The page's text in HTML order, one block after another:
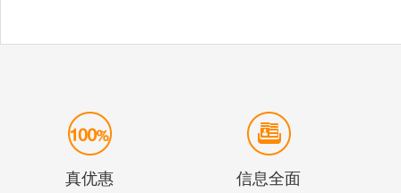
真优惠 信息全面